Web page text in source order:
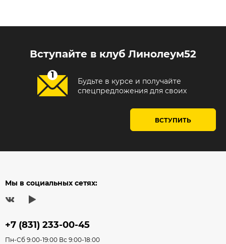
Вступайте в клуб Линолеум52
Будьте в курсе и получайте
спецпредложения для своих
ВСТУПИТЬ
Мы в социальных сетях:
+7 (831) 233-00-45
Пн-Сб 9:00-19:00 Вс 9:00-18:00